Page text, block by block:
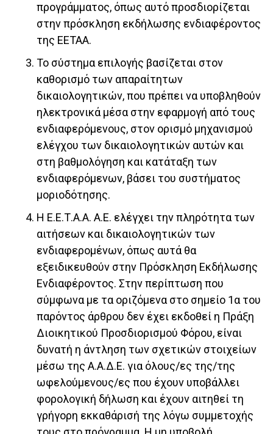
προγράμματος, όπως αυτό προσδιορίζεται
στην πρόσκληση εκδήλωσης ενδιαφέροντος
της ΕΕΤΑΑ.
Το σύστημα επιλογής βασίζεται στον
καθορισμό των απαραίτητων
δικαιολογητικών, που πρέπει να υποβληθούν
ηλεκτρονικά μέσα στην εφαρμογή από τους
ενδιαφερόμενους, στον ορισμό μηχανισμού
ελέγχου των δικαιολογητικών αυτών και
στη βαθμολόγηση και κατάταξη των
ενδιαφερόμενων, βάσει του συστήματος
μοριοδότησης.
Η Ε.Ε.Τ.Α.Α. Α.Ε. ελέγχει την πληρότητα των
αιτήσεων και δικαιολογητικών των
ενδιαφερομένων, όπως αυτά θα
εξειδικευθούν στην Πρόσκληση Εκδήλωσης
Ενδιαφέροντος. Στην περίπτωση που
σύμφωνα με τα οριζόμενα στο σημείο 1α του
παρόντος άρθρου δεν έχει εκδοθεί η Πράξη
Διοικητικού Προσδιορισμού Φόρου, είναι
δυνατή η άντληση των σχετικών στοιχείων
μέσω της Α.Α.Δ.Ε. για όλους/ες της/της
ωφελούμενους/ες που έχουν υποβάλλει
φορολογική δήλωση και έχουν αιτηθεί τη
γρήγορη εκκαθάρισή της λόγω συμμετοχής